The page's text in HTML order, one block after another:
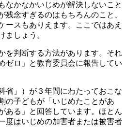
かなかいじめが解決しないこと
残念すぎるのはもちろんのこと、
ースもありえます。ここではあえ
ましょう。
を判断する方法があります。それ
ゼロ」と教育委員会に報告してい
省」）が３年間にわたっておこな
の子どもが「いじめたことがあ
ある」と回答しています。ほとん
度はいじめの加害者または被害者